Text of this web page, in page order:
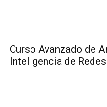
Curso Avanzado de
Inteligencia de